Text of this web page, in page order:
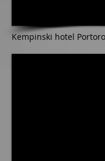
Kempinski hotel